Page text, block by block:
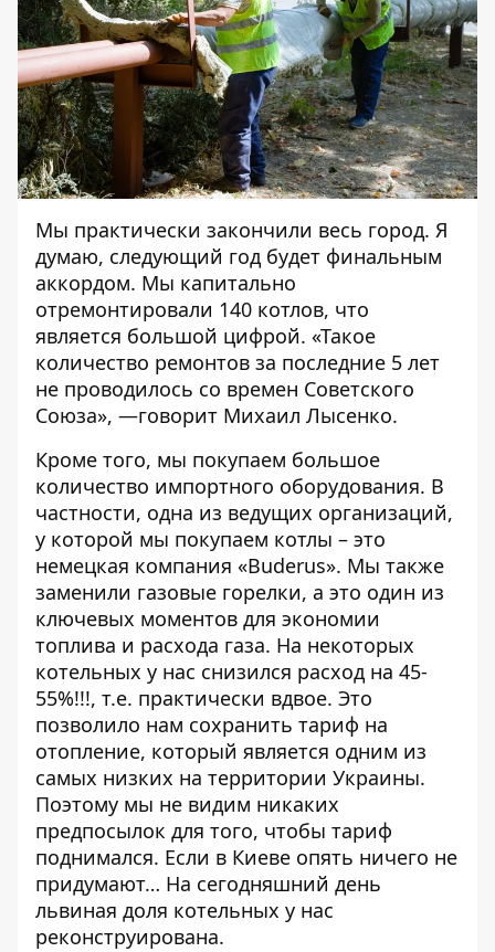
Мы практически закончили весь город. Я
думаю, следующий год будет финальным
аккордом. Мы капитально
отремонтировали 140 котлов, что
является большой цифрой. «Такое
количество ремонтов за последние 5 лет
не проводилось со времен Советского
Союза», —говорит Михаил Лысенко.
Кроме того, мы покупаем большое
количество импортного оборудования. В
частности, одна из ведущих организаций,
у которой мы покупаем котлы – это
немецкая компания «Buderus». Мы также
заменили газовые горелки, а это один из
ключевых моментов для экономии
топлива и расхода газа. На некоторых
котельных у нас снизился расход на 45-
55%!!!, т.е. практически вдвое. Это
позволило нам сохранить тариф на
отопление, который является одним из
самых низких на территории Украины.
Поэтому мы не видим никаких
предпосылок для того, чтобы тариф
поднимался. Если в Киеве опять ничего не
придумают… На сегодняшний день
львиная доля котельных у нас
реконструирована.